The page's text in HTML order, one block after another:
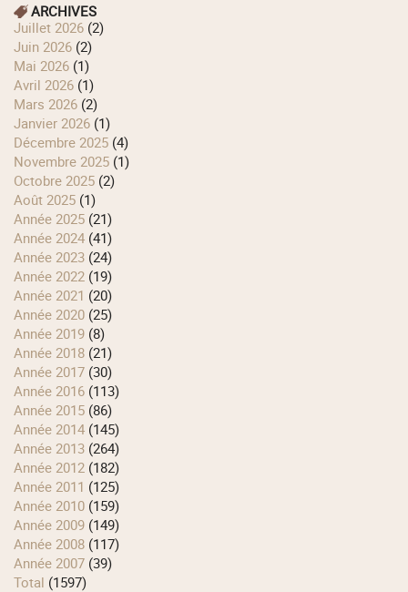
ARCHIVES
juillet 2026 (2)
juin 2026 (2)
mai 2026 (1)
avril 2026 (1)
mars 2026 (2)
janvier 2026 (1)
décembre 2025 (4)
novembre 2025 (1)
octobre 2025 (2)
août 2025 (1)
année 2025 (21)
année 2024 (41)
année 2023 (24)
année 2022 (19)
année 2021 (20)
année 2020 (25)
année 2019 (8)
année 2018 (21)
année 2017 (30)
année 2016 (113)
année 2015 (86)
année 2014 (145)
année 2013 (264)
année 2012 (182)
année 2011 (125)
année 2010 (159)
année 2009 (149)
année 2008 (117)
année 2007 (39)
total (1597)